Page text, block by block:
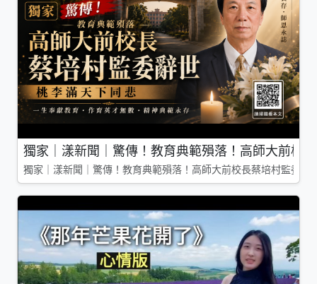
獨家｜漾新聞｜驚傳！教育典範殞落！高師大前校
獨家｜漾新聞｜驚傳！教育典範殞落！高師大前校長蔡培村監委